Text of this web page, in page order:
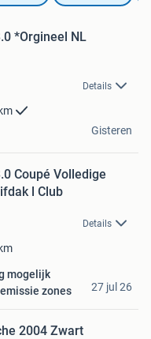
*Orgineel NL
Details
km
Gisteren
Coupé Volledige
l Club
Details
km
mogelijk
zones
27 jul 26
2004 Zwart